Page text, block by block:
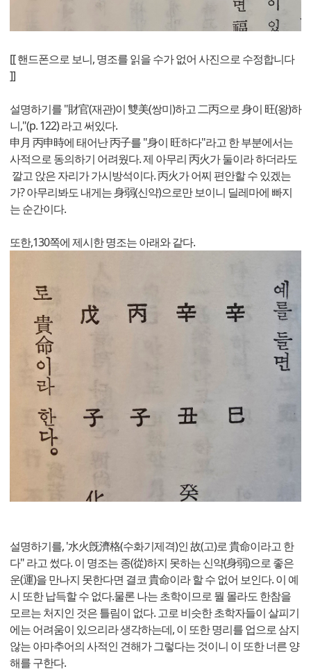
[[ 핸드폰으로 보니, 명조를 읽을 수가 없어 사진으로 수정합니다
]]
설명하기를 "財官(재관)이 雙美(쌍미)하고 二丙으로 身이 旺(왕)하
니,"(p. 122) 라고 써있다.
申月 丙申時에 태어난 丙子를 "身이 旺하다"라고 한 부분에서는
사적으로 동의하기 어려웠다. 제 아무리 丙火가 둘이라 하더라도
깔고 앉은 자리가 가시방석이다. 丙火가 어찌 편안할 수 있겠는
가? 아무리봐도 내게는 身弱(신약)으로만 보이니 딜레마에 빠지
는 순간이다.
또한,130쪽에 제시한 명조는 아래와 같다.
설명하기를, '水火旣濟格(수화기제격)인 故(고)로 貴命이라고 한
다" 라고 썼다. 이 명조는 종(從)하지 못하는 신약(身弱)으로 좋은
운(運)을 만나지 못한다면 결코 貴命이라 할 수 없어 보인다. 이 예
시 또한 납득할 수 없다.물론 나는 초학이므로 뭘 몰라도 한참을
모르는 처지인 것은 틀림이 없다. 고로 비슷한 초학자들이 살피기
에는 어려움이 있으리라 생각하는데, 이 또한 명리를 업으로 삼지
않는 아마추어의 사적인 견해가 그렇다는 것이니 이 또한 너른 양
해를 구한다.